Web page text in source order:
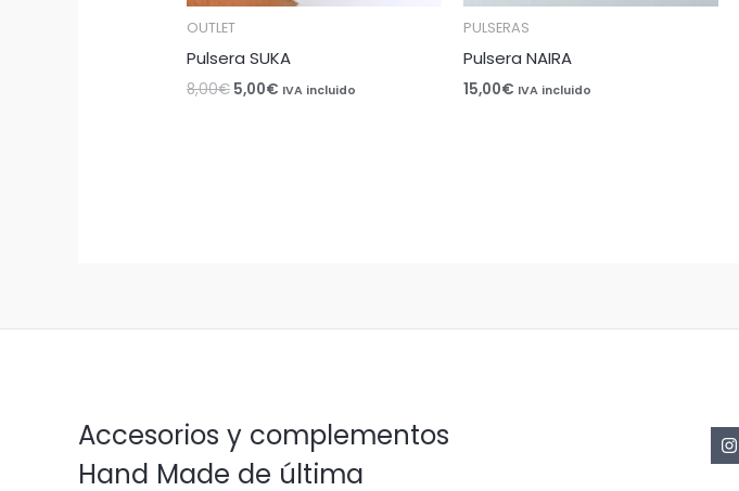
OUTLET
Pulsera SUKA
8,00€ 5,00€ IVA incluido
PULSERAS
Pulsera NAIRA
15,00€ IVA incluido
Accesorios y complementos
Hand Made de última